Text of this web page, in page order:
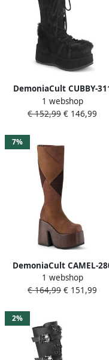
DemoniaCult CUBBY-
Plateau Laarzen 41 Shoes
Zwart
1 webshop
€ 152,99 € 146,99
7%
DemoniaCult CAMEL-
Plateau Laarzen 36 Shoes
Bruin
1 webshop
€ 164,99 € 151,99
2%